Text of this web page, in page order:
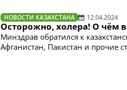
НОВОСТИ КАЗАХСТАНА 12.04.2024
Осторожно, холера! О чём
Минздрав обратился к
Афганистан, Пакистан и прочие